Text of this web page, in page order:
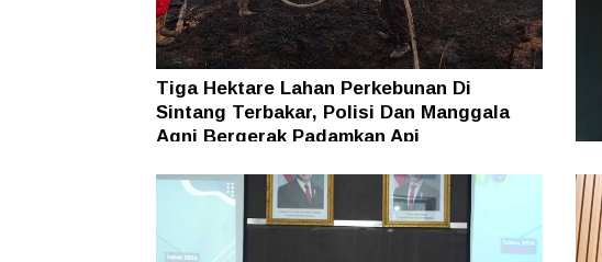
Tiga Hektare Lahan Perkebunan Di
Sintang Terbakar, Polisi Dan Manggala
Agni Bergerak Padamkan Api